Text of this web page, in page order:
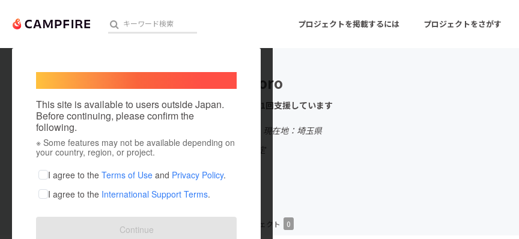
プロジェクトを掲載するには プロジェクトをさがす
人気のプロジェクト 注目のリターン 注目の新着プロジェクト
アート・写真
テクノロジー・ガジェット
映像・映画
ビジネス・起業
チャレンジ
This site is available to users outside Japan.
Before continuing, please confirm the
following.
※ Some features may not be available depending on
your country, region, or project.
I agree to the Terms of Use and Privacy Policy.
I agree to the International Support Terms.
Continue
Taekoyoro
これまでに1回支援しています
現在地：埼玉県
出身国：未設定
プロジェクト 0